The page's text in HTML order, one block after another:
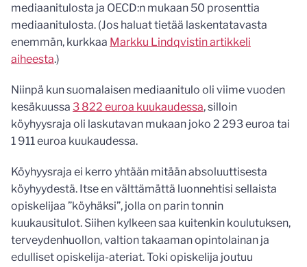
mediaanitulosta ja OECD:n mukaan 50 prosenttia
mediaanitulosta. (Jos haluat tietää laskentatavasta
enemmän, kurkkaa Markku Lindqvistin artikkeli
aiheesta.)
Niinpä kun suomalaisen mediaanitulo oli viime vuoden
kesäkuussa 3 822 euroa kuukaudessa, silloin
köyhyysraja oli laskutavan mukaan joko 2 293 euroa tai
1 911 euroa kuukaudessa.
Köyhyysraja ei kerro yhtään mitään absoluuttisesta
köyhyydestä. Itse en välttämättä luonnehtisi sellaista
opiskelijaa ”köyhäksi”, jolla on parin tonnin
kuukausitulot. Siihen kylkeen saa kuitenkin koulutuksen,
terveydenhuollon, valtion takaaman opintolainan ja
edulliset opiskelija-ateriat. Toki opiskelija joutuu